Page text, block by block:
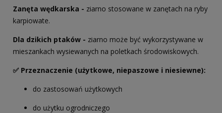
Zanęta wędkarska - ziarno stosowane w zanętach na ryby
karpiowate.
Dla dzikich ptaków - ziarno może być wykorzystywane w
mieszankach wysiewanych na poletkach środowiskowych.
✅ Przeznaczenie (użytkowe, niepaszowe i niesiewne):
do zastosowań użytkowych
do użytku ogrodniczego